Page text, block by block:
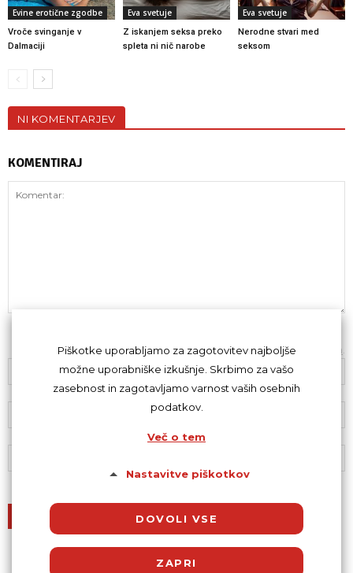
Evine erotične zgodbe
Vroče svinganje v
Dalmaciji
Eva svetuje
Z iskanjem seksa preko
spleta ni nič narobe
Eva svetuje
Nerodne stvari med
seksom
NI KOMENTARJEV
KOMENTIRAJ
Z oddajo komentarja se strinjaš skodeksom komentiranja
Piškotke uporabljamo za zagotovitev najboljše
možne uporabniške izkušnje. Skrbimo za vašo
zasebnost in zagotavljamo varnost vaših osebnih
podatkov.
Več o tem
Nastavitve piškotkov
DOVOLI VSE
ZAPRI